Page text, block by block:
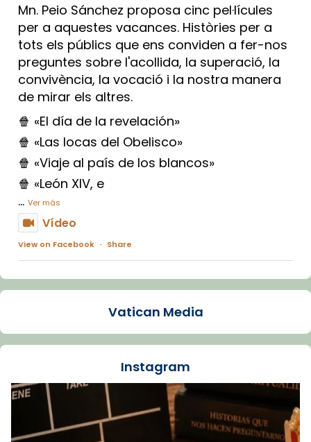
Mn. Peio Sánchez proposa cinc pel·lícules
per a aquestes vacances. Històries per a
tots els públics que ens conviden a fer-nos
preguntes sobre l'acollida, la superació, la
convivència, la vocació i la nostra manera
de mirar els altres.
🍿 «El día de la revelación»
🍿 «Las locas del Obelisco»
🍿 «Viaje al país de los blancos»
🍿 «León XIV, e
... Ver más
Vídeo
View on Facebook · Share
Arquebisbat de Barcelona
La Carmina va patir depressió. Fa gairebé
dos mesos, a l'Estadi Lluís Companys, la
Recupera l'entrevista comp
Vatican
tican News 👇
Vatican Media
Instagram